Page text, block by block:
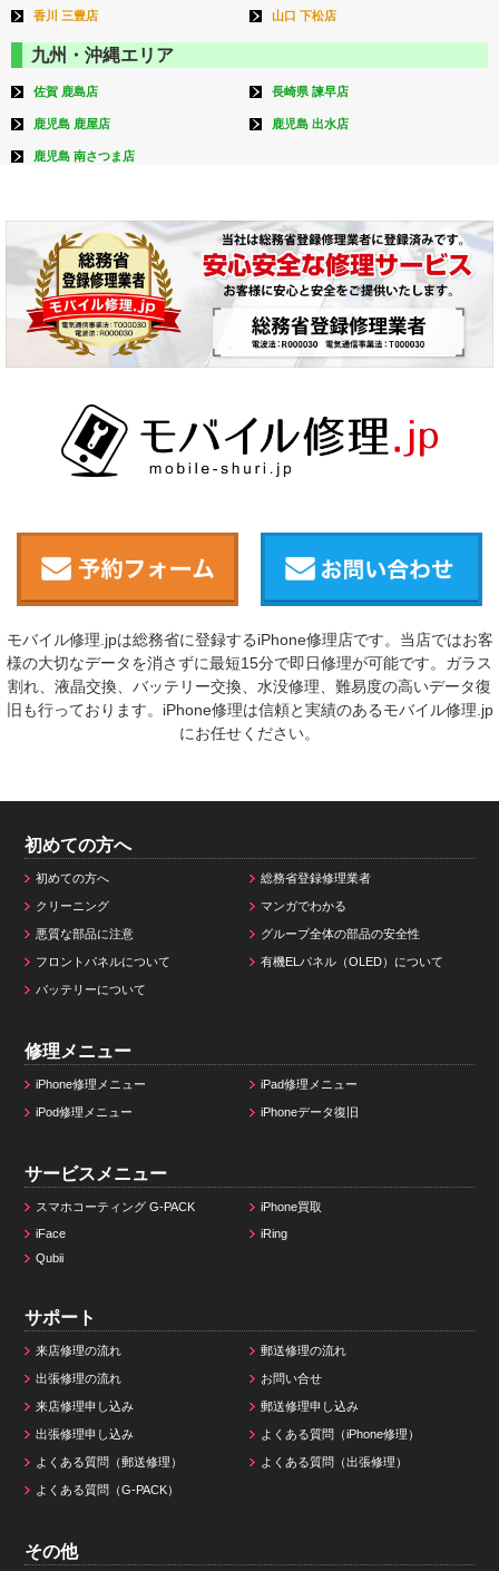
香川 三豊店 山口 下松店
九州・沖縄エリア
佐賀 鹿島店 長崎県 諫早店
鹿児島 鹿屋店 鹿児島 出水店
鹿児島 南さつま店
モバイル修理.jpは総務省に登録するiPhone修理店です。当店ではお客
様の大切なデータを消さずに最短15分で即日修理が可能です。ガラス
割れ、液晶交換、バッテリー交換、水没修理、難易度の高いデータ復
旧も行っております。iPhone修理は信頼と実績のあるモバイル修理.jp
にお任せください。
初めての方へ
初めての方へ 総務省登録修理業者
クリーニング マンガでわかる
悪質な部品に注意 グループ全体の部品の安全性
フロントパネルについて 有機ELパネル（OLED）について
バッテリーについて
修理メニュー
iPhone修理メニュー iPad修理メニュー
iPod修理メニュー iPhoneデータ復旧
サービスメニュー
スマホコーティング G-PACK
iPhone買取
iFace
iRing
Qubii
サポート
来店修理の流れ 郵送修理の流れ
出張修理の流れ お問い合せ
来店修理申し込み 郵送修理申し込み
出張修理申し込み よくある質問（iPhone修理）
よくある質問（郵送修理） よくある質問（出張修理）
よくある質問（G-PACK）
その他